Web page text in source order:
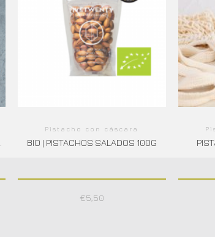
Pistacho con cáscara
BIO | PISTACHOS SALADOS 100G
€5,50